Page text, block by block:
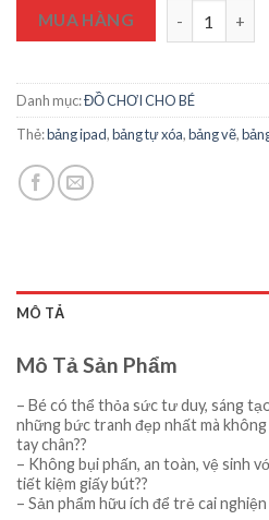
MUA HÀNG Bảng viết
Danh mục:ĐỒ CHƠI CHO BÉ
Thẻ:bảng ipad,bảng tự xóa,bảng vẽ,
MÔ TẢ
Mô Tả Sản Phẩm
– Bé có thể thỏa sức tư duy, sáng
những bức tranh đẹp nhất mà
tay chân??
– Không bụi phấn, an toàn, vệ sinh
tiết kiệm giấy bút??
– Sản phẩm hữu ích để trẻ cai